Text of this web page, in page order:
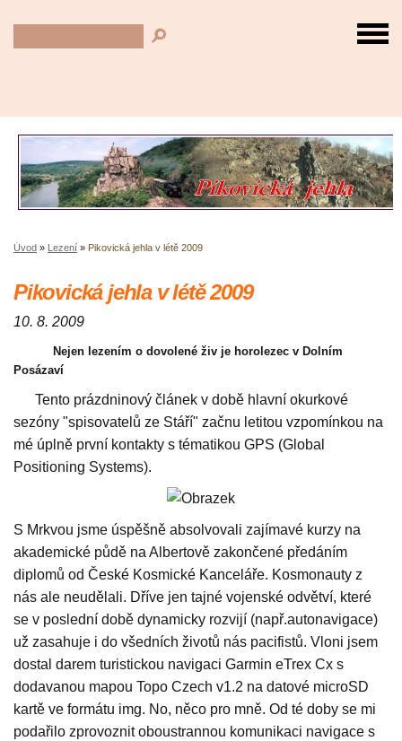
Úvod » Lezení » Pikovická jehla v létě 2009
Pikovická jehla v létě 2009
10. 8. 2009
Nejen lezením o dovolené živ je horolezec v Dolním
Posázaví
Tento prázdninový článek v době hlavní okurkové
sezóny "spisovatelů ze Stáří" začnu letitou vzpomínkou na
mé úplně první kontakty s tématikou GPS (Global
Positioning Systems).
S Mrkvou jsme úspěšně absolvovali zajímavé kurzy na
akademické půdě na Albertově zakončené předáním
diplomů od České Kosmické Kanceláře. Kosmonauty z
nás ale neudělali. Dříve jen tajné vojenské odvětví, které
se v poslední době dynamicky rozvijí (např.autonavigace)
už zasahuje i do všedních životů nás pacifistů. Vloni jsem
dostal darem turistickou navigaci Garmin eTrex Cx s
dodavanou mapou Topo Czech v1.2 na datové microSD
kartě ve formátu img. No, něco pro mně. Od té doby se mi
podařilo zprovoznit oboustrannou komunikaci navigace s